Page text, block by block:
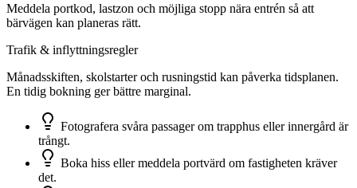
Meddela portkod, lastzon och möjliga stopp nära entrén så att
bärvägen kan planeras rätt.
Trafik & inflyttningsregler
Månadsskiften, skolstarter och rusningstid kan påverka tidsplanen.
En tidig bokning ger bättre marginal.
Fotografera svåra passager om trapphus eller innergård är
trångt.
Boka hiss eller meddela portvärd om fastigheten kräver
det.